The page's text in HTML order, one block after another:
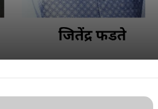
अखिल भारतीय कोंकणी परिशदेचे वतीन कोचींत
फावट अध्यक्ष